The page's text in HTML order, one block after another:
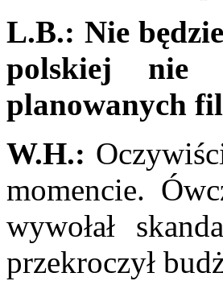
L.B.: Nie
polskiej nie
planowanych
W.H.:
momencie.
wywołał
przekroczył